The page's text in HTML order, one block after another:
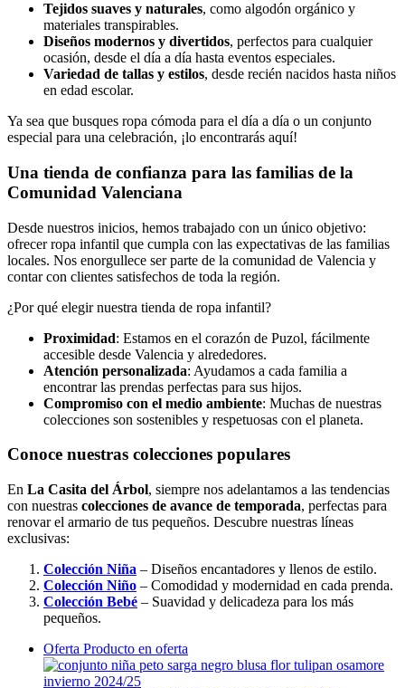
Tejidos suaves y naturales, como algodón orgánico y
materiales transpirables.
Diseños modernos y divertidos, perfectos para cualquier
ocasión, desde el día a día hasta eventos especiales.
Variedad de tallas y estilos, desde recién nacidos hasta niños
en edad escolar.
Ya sea que busques ropa cómoda para el día a día o un conjunto
especial para una celebración, ¡lo encontrarás aquí!
Una tienda de confianza para las familias de la
Comunidad Valenciana
Desde nuestros inicios, hemos trabajado con un único objetivo:
ofrecer ropa infantil que cumpla con las expectativas de las familias
locales. Nos enorgullece ser parte de la comunidad de Valencia y
contar con clientes satisfechos de toda la región.
¿Por qué elegir nuestra tienda de ropa infantil?
Proximidad: Estamos en el corazón de Puzol, fácilmente
accesible desde Valencia y alrededores.
Atención personalizada: Ayudamos a cada familia a
encontrar las prendas perfectas para sus hijos.
Compromiso con el medio ambiente: Muchas de nuestras
colecciones son sostenibles y respetuosas con el planeta.
Conoce nuestras colecciones populares
En La Casita del Árbol, siempre nos adelantamos a las tendencias
con nuestras colecciones de avance de temporada, perfectas para
renovar el armario de tus pequeños. Descubre nuestras líneas
exclusivas:
Colección Niña – Diseños encantadores y llenos de estilo.
Colección Niño – Comodidad y modernidad en cada prenda.
Colección Bebé – Suavidad y delicadeza para los más
pequeños.
Oferta Producto en oferta